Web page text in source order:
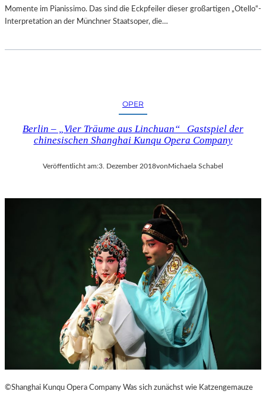
Momente im Pianissimo. Das sind die Eckpfeiler dieser großartigen „Otello“-
Interpretation an der Münchner Staatsoper, die…
OPER
Berlin – „Vier Träume aus Linchuan“ Gastspiel der
chinesischen Shanghai Kunqu Opera Company
Veröffentlicht am:3. Dezember 2018von Michaela Schabel
©Shanghai Kunqu Opera Company Was sich zunächst wie Katzengemauze